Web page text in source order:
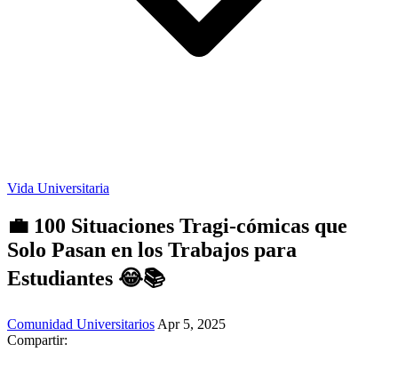
Vida Universitaria
💼 100 Situaciones Tragi-cómicas que
Solo Pasan en los Trabajos para
Estudiantes 😂📚
Comunidad Universitarios Apr 5, 2025
Compartir: